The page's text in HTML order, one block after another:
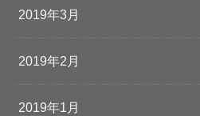
2019年3月
2019年2月
2019年1月